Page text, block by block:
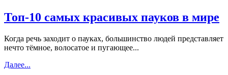
Топ-10 самых красивых пауков в мире
Когда речь заходит о пауках, большинство людей представляет
нечто тёмное, волосатое и пугающее...
Далее...